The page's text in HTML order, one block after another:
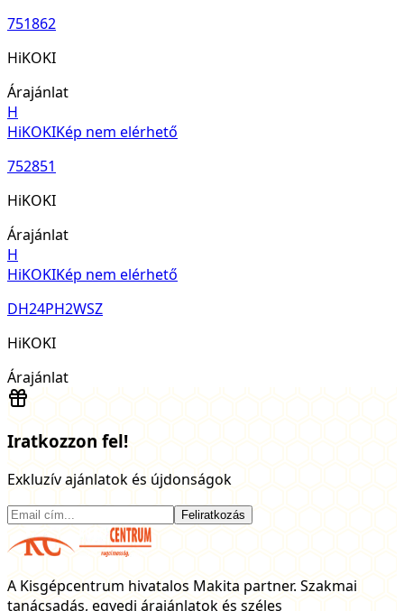
751862
HiKOKI
Árajánlat
H
HiKOKIKép nem elérhető
752851
HiKOKI
Árajánlat
H
HiKOKIKép nem elérhető
DH24PH2WSZ
HiKOKI
Árajánlat
Iratkozzon fel!
Exkluzív ajánlatok és újdonságok
Feliratkozás
A Kisgépcentrum hivatalos Makita partner. Szakmai
tanácsadás, egyedi árajánlatok és széles